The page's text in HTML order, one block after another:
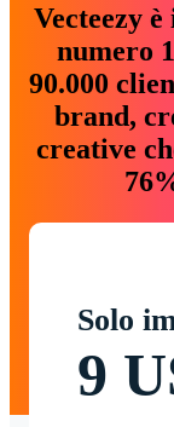
Vecteezy
numero
90.000
brand,
creative
Solo
9